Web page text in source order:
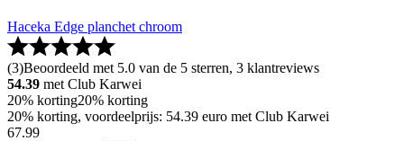
Haceka Edge planchet chroom
(3)Beoordeeld met 5.0 van de 5 sterren, 3 klantreviews
54.39 met Club Karwei
20% korting20% korting
20% korting, voordeelprijs: 54.39 euro met Club Karwei
67.99